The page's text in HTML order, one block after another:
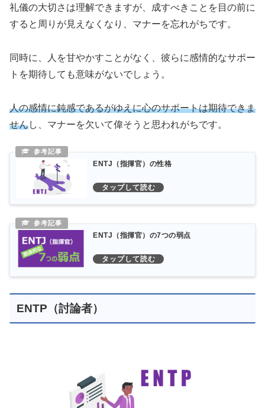
礼儀の大切さは理解できますが、成すべきことを目の前に
すると周りが見えなくなり、マナーを忘れがちです。
同時に、人を甘やかすことがなく、彼らに感情的なサポー
トを期待しても意味がないでしょう。
人の感情に鈍感であるがゆえに心のサポートは期待できま
せんし、マナーを欠いて偉そうと思われがちです。
ENTJ（指揮官）の性格
ENTJ（指揮官）の7つの弱点
ENTP（討論者）